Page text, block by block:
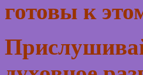
готовы к